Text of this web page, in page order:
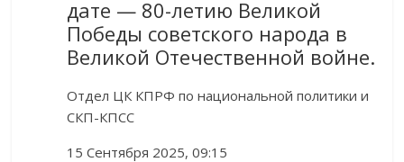
дате — 80-летию Великой
Победы советского народа в
Великой Отечественной войне.
Отдел ЦК КПРФ по национальной политики и
СКП-КПСС
15 Сентября 2025, 09:15